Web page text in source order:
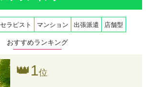
セラピスト マンション 出張派遣 店舗型
おすすめランキング
👑1位